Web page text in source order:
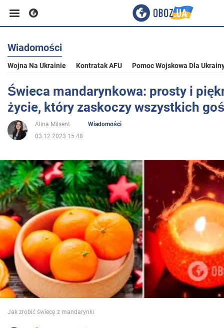
Biznes
Sport
Rozrywka
Polityka
Społeczeństwo
Wojna na Ukrainie
Świat
Jedzenie
Wiadomości
Wojna Na Ukrainie Kontratak AFU Pomoc Wojskowa Dla
Świeca mandarynkowa: prosty i
życie, który zaskoczy wszystkich
Alina Milsent
Wiadomości
03.12.2023 15:48
Jak zrobić świecę z mandarynki